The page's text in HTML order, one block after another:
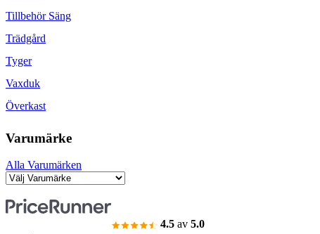
Tillbehör Säng
Trädgård
Tyger
Vaxduk
Överkast
Varumärke
Alla Varumärken
4.5 av 5.0